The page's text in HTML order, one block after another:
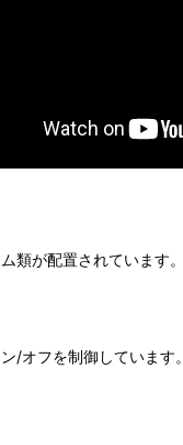
類が配置されています。
/オフを制御しています。